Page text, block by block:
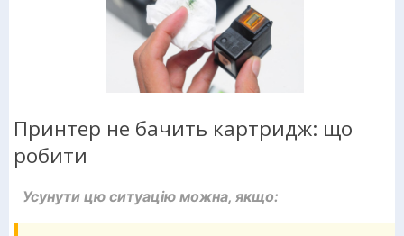
Принтер не бачить картридж: що
робити
Усунути цю ситуацію можна, якщо: